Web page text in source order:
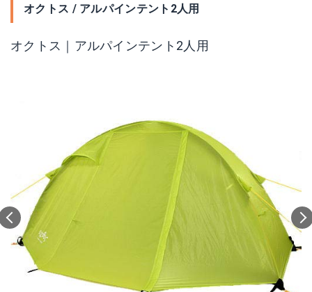
オクトス / アルパインテント2人用
オクトス｜アルパインテント2人用